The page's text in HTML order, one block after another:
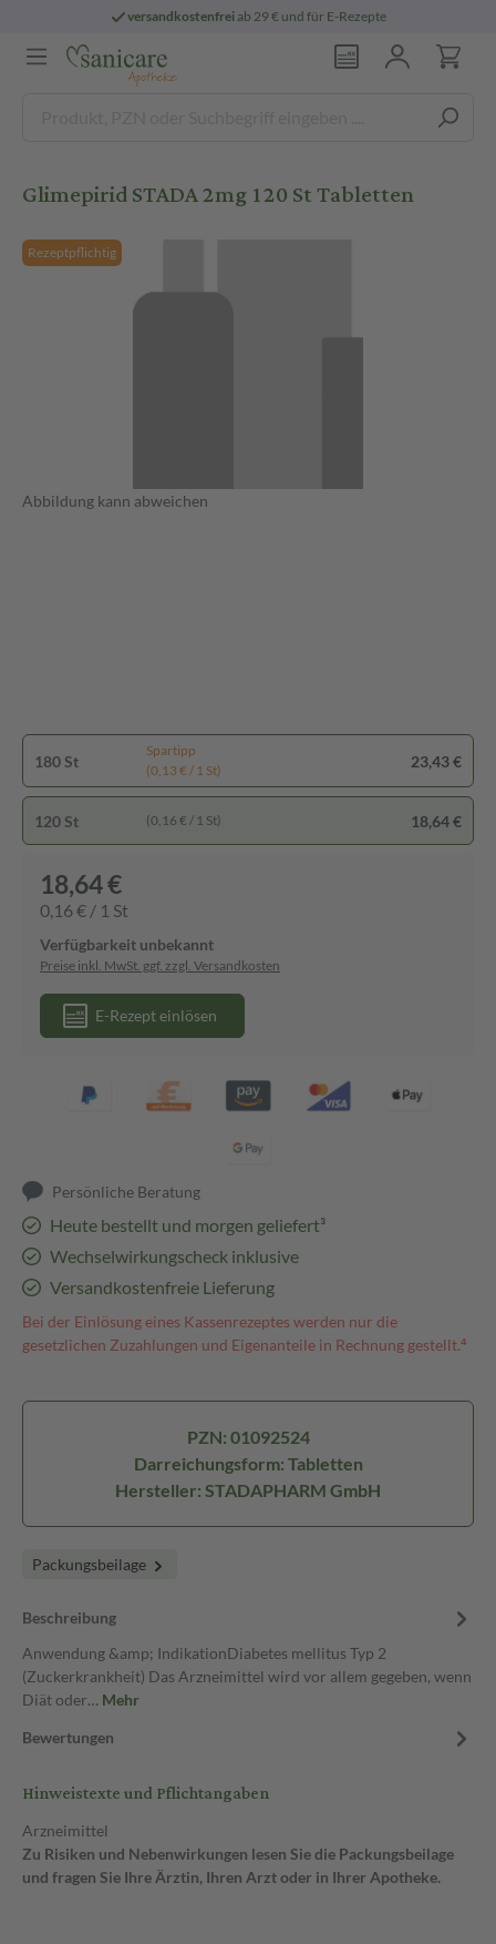
versandkostenfreiab 29 € und für E-Rezepte
Glimepirid STADA 2mg 120 St Tabletten
Rezeptpflichtig
Abbildung kann abweichen
180 St
Spartipp
(0,13 € / 1 St)
23,43 €
120 St (0,16 € / 1 St) 18,64 €
18,64 €
0,16 € / 1 St
Verfügbarkeit unbekannt
Preise inkl. MwSt. ggf. zzgl. Versandkosten
E-Rezept einlösen
Persönliche Beratung
Heute bestellt und morgen geliefert³
Wechselwirkungscheck inklusive
Versandkostenfreie Lieferung
Bei der Einlösung eines Kassenrezeptes werden nur die
gesetzlichen Zuzahlungen und Eigenanteile in Rechnung gestellt.⁴
PZN: 01092524
Darreichungsform: Tabletten
Hersteller: STADAPHARM GmbH
Packungsbeilage
Beschreibung
Anwendung &amp; IndikationDiabetes mellitus Typ 2
(Zuckerkrankheit) Das Arzneimittel wird vor allem gegeben, wenn
Diät oder… Mehr
Bewertungen
Hinweistexte und Pflichtangaben
Arzneimittel
Zu Risiken und Nebenwirkungen lesen Sie die Packungsbeilage
und fragen Sie Ihre Ärztin, Ihren Arzt oder in Ihrer Apotheke.